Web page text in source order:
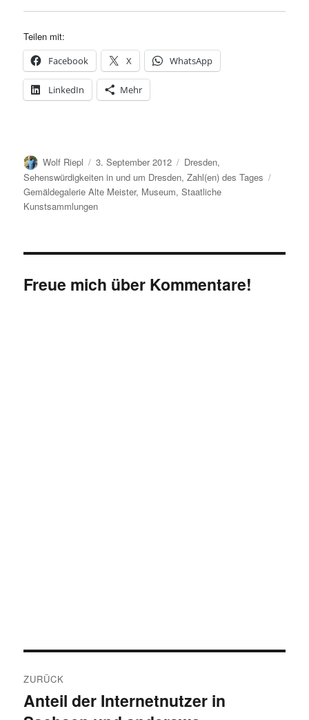
Teilen mit:
Facebook X WhatsApp
LinkedIn Mehr
Autor
Wolf Riepl
Veröffentlicht
am
3. September 2012 Kategorien
Dresden,
Sehenswürdigkeiten in und um Dresden,Zahl(en) des Tages
Gemäldegalerie Alte Meister, Museum,Staatliche
Kunstsammlungen
Freue mich über Kommentare!
ZURÜCK
Vorheriger
Anteil der Internetnutzer in